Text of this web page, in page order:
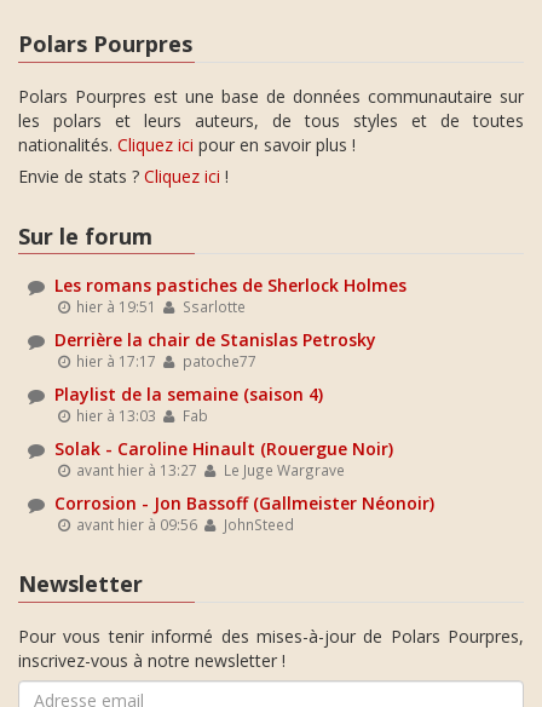
Polars Pourpres
Polars Pourpres est une base de données communautaire sur
les polars et leurs auteurs, de tous styles et de toutes
nationalités. Cliquez ici pour en savoir plus !
Envie de stats ? Cliquez ici !
Sur le forum
Les romans pastiches de Sherlock Holmes
hier à 19:51 Ssarlotte
Derrière la chair de Stanislas Petrosky
hier à 17:17 patoche77
Playlist de la semaine (saison 4)
hier à 13:03 Fab
Solak - Caroline Hinault (Rouergue Noir)
avant hier à 13:27 Le Juge Wargrave
Corrosion - Jon Bassoff (Gallmeister Néonoir)
avant hier à 09:56 JohnSteed
Newsletter
Pour vous tenir informé des mises-à-jour de Polars Pourpres,
inscrivez-vous à notre newsletter !